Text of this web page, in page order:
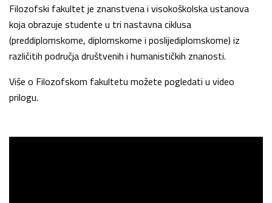
Filozofski fakultet je znanstvena i visokoškolska ustanova
koja obrazuje studente u tri nastavna ciklusa
(preddiplomskome, diplomskome i poslijediplomskome) iz
različitih područja društvenih i humanističkih znanosti.
Više o Filozofskom fakultetu možete pogledati u video
prilogu.